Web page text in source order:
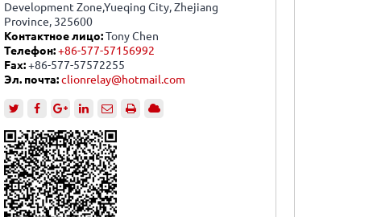
Development Zone,Yueqing City, Zhejiang
Province, 325600
Контактное лицо:Tony Chen
Телефон:+86-577-57156992
Fax:+86-577-57572255
Эл. почта:clionrelay@hotmail.com